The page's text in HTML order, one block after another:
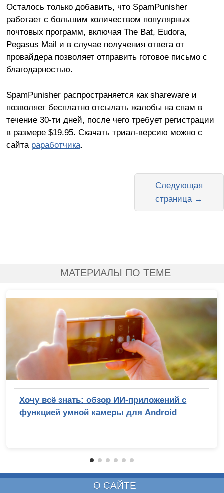
Осталось только добавить, что SpamPunisher
работает с большим количеством популярных
почтовых программ, включая The Bat, Eudora,
Pegasus Mail и в случае получения ответа от
провайдера позволяет отправить готовое письмо с
благодарностью.
SpamPunisher распространяется как shareware и
позволяет бесплатно отсылать жалобы на спам в
течение 30-ти дней, после чего требует регистрации
в размере $19.95. Скачать триал-версию можно с
сайта раработчика.
Следующая
страница →
МАТЕРИАЛЫ ПО ТЕМЕ
Хочу всё знать: обзор ИИ-приложений с
функцией умной камеры для Android
О САЙТЕ